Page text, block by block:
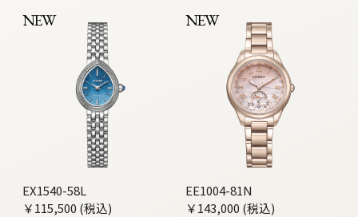
NEW
EX1540-58L
￥115,500 (税込)
NEW
EE1004-81N
￥143,000 (税込)